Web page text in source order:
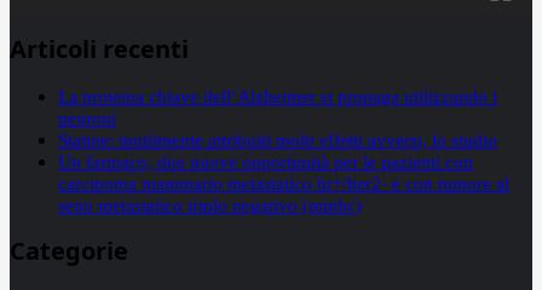
Articoli recenti
La proteina chiave dell’Alzheimer si propaga utilizzando i
neuroni
Statine: inutilmente attribuiti molti effetti avversi, lo studio
Un farmaco, due nuove opportunità per le pazienti con
carcinoma mammario metastatico hr+/her2- e con tumore al
seno metastatico triplo negativo (mtnbc)
Categorie